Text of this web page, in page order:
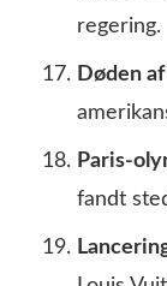
regering.
Døden
Paris-
fandt